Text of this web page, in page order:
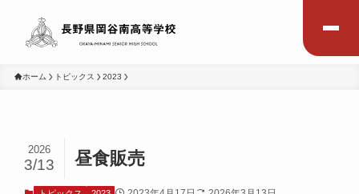
ホーム トピックス 2023
昼食販売
2026
3/13